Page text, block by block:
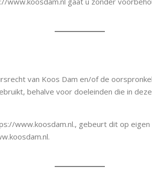
van Koos Dam en/of de
behalve voor doeleinden die in
www.koosdam.nl., gebeurt dit op